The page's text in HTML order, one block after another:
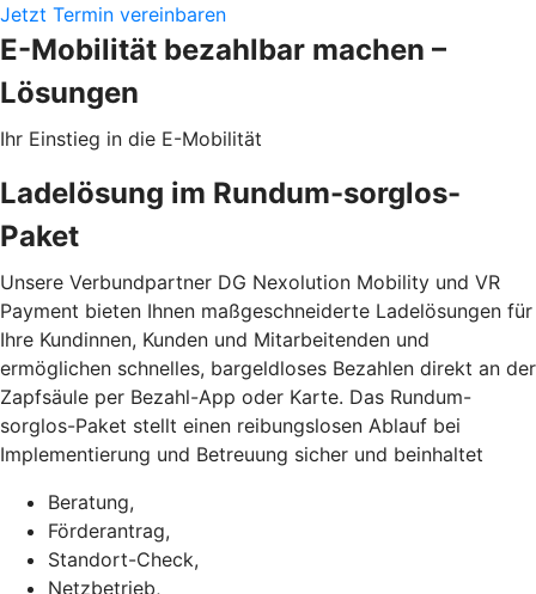
Jetzt Termin vereinbaren
E-Mobilität bezahlbar machen –
Lösungen
Ihr Einstieg in die E-Mobilität
Ladelösung im Rundum-sorglos-
Paket
Unsere Verbundpartner DG Nexolution Mobility und VR
Payment bieten Ihnen maßgeschneiderte Ladelösungen für
Ihre Kundinnen, Kunden und Mitarbeitenden und
ermöglichen schnelles, bargeldloses Bezahlen direkt an der
Zapfsäule per Bezahl-App oder Karte. Das Rundum-
sorglos-Paket stellt einen reibungslosen Ablauf bei
Implementierung und Betreuung sicher und beinhaltet
Beratung,
Förderantrag,
Standort-Check,
Netzbetrieb,